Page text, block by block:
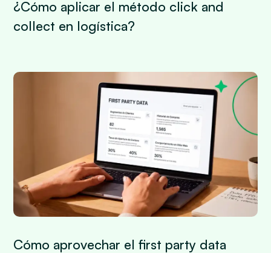
¿Cómo aplicar el método click and
collect en logística?
Cómo aprovechar el first party data